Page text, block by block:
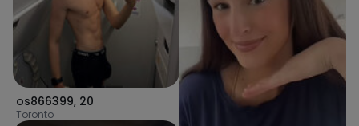
os866399, 20
Toronto